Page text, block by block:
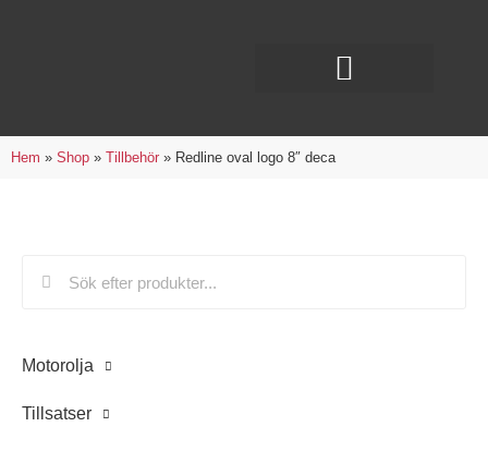
Hem » Shop » Tillbehör » Redline oval logo 8″ deca
Motorolja
Tillsatser